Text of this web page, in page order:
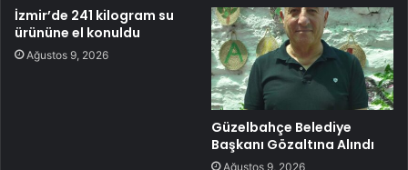
İzmir’de 241 kilogram su
ürününe el konuldu
Ağustos 9, 2026
Güzelbahçe Belediye
Başkanı Gözaltına Alındı
Ağustos 9, 2026